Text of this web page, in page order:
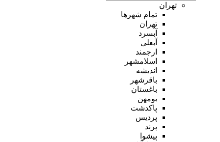
تهران
تمام شهر‌ها
تهران
آبسرد
آبعلی
ارجمند
اسلامشهر
اندیشه
باقرشهر
باغستان
بومهن
پاکدشت
پردیس
پرند
پیشوا